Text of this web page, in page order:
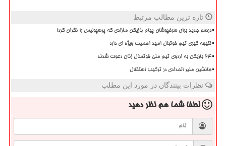
تازه ترین مطالب مرتبط
دردسر جدید برای سرخپوشان پیام بازیکن مازادی که پرسپولیس را نگران کرد!
نتیجه گیری تیم فوتبال امید اهمیت ویژه ای دارد
۲۴ بازیکن به اردوی تیم ملی فوتسال زنان دعوت شدند
جانشین منیر الحدادی در ترکیب استقلال
نظرات بینندگان در مورد این مطلب
لطفا شما همنظر دهید